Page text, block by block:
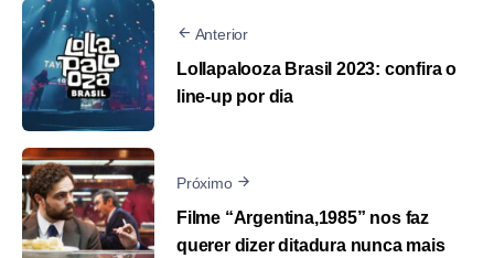
Anterior
Lollapalooza Brasil 2023: confira o
line-up por dia
Próximo
Filme “Argentina,1985” nos faz
querer dizer ditadura nunca mais